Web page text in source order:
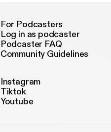
For Podcasters
Log in as podcaster
Podcaster FAQ
Community Guidelines
Instagram
Tiktok
Youtube